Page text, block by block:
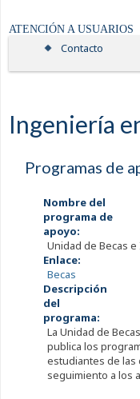
ATENCIÓN A USUARIOS
Contacto
Ingeniería
Programas de
Nombre del
programa de
apoyo:
Unidad de Becas
Enlace:
Becas
Descripción
del
programa:
La Unidad de
publica los
estudiantes de las
seguimiento a los